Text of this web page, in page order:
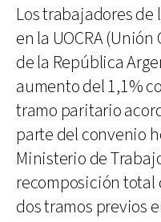
Los trabajadores
en la UOCRA
de la República
aumento del 1,1%
tramo paritario
parte del convenio
Ministerio de
recomposición
dos tramos previos